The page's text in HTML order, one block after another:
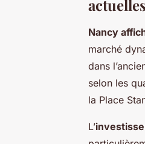
Nancy
marché
dans
selon les
la Place
L’